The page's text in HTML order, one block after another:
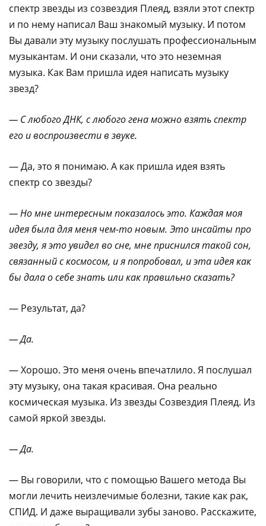
спектр звезды из созвездия Плеяд, взяли этот спектр
и по нему написал Ваш знакомый музыку. И потом
Вы давали эту музыку послушать профессиональным
музыкантам. И они сказали, что это неземная
музыка. Как Вам пришла идея написать музыку
звезд?
— С любого ДНК, с любого гена можно взять спектр
его и воспроизвести в звуке.
— Да, это я понимаю. А как пришла идея взять
спектр со звезды?
— Но мне интересным показалось это. Каждая моя
идея была для меня чем-то новым. Это инсайты про
звезду, я это увидел во сне, мне приснился такой сон,
связанный с космосом, и я попробовал, и эта идея как
бы дала о себе знать или как правильно сказать?
— Результат, да?
— Да.
— Хорошо. Это меня очень впечатлило. Я послушал
эту музыку, она такая красивая. Она реально
космическая музыка. Из звезды Созвездия Плеяд. Из
самой яркой звезды.
— Да.
— Вы говорили, что с помощью Вашего метода Вы
могли лечить неизлечимые болезни, такие как рак,
СПИД. И даже выращивали зубы заново. Расскажите,